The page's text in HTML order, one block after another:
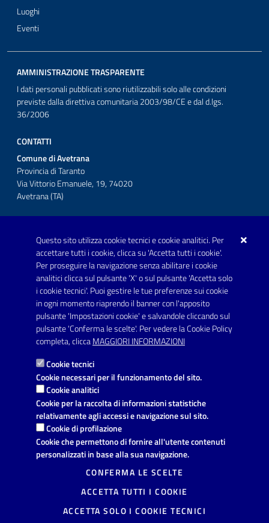
Questo sito utilizza cookie tecnici e cookie analitici. Per
accettare tutti i cookie, clicca su 'Accetta tutti i cookie'.
Per proseguire la navigazione senza abilitare i cookie
analitici clicca sul pulsante 'X' o sul pulsante 'Accetta solo
i cookie tecnici'. Puoi gestire le tue preferenze sui cookie
in ogni momento riaprendo il banner con l'apposito
pulsante 'Impostazioni cookie' e salvandole cliccando sul
pulsante 'Conferma le scelte'. Per vedere la Cookie Policy
completa, cliccaMAGGIORI INFORMAZIONI
Cookie tecnici
Cookie necessari per il funzionamento del sito.
Cookie analitici
Cookie per la raccolta di informazioni statistiche
relativamente agli accessi e navigazione sul sito.
Cookie di profilazione
Cookie che permettono di fornire all'utente contenuti
personalizzati in base alla sua navigazione.
CONFERMA LE SCELTE
ACCETTA TUTTI I COOKIE
ACCETTA SOLO I COOKIE TECNICI
Luoghi
Eventi
AMMINISTRAZIONE TRASPARENTE
I dati personali pubblicati sono riutilizzabili solo alle condizioni
previste dalla direttiva comunitaria 2003/98/CE e dal d.lgs.
36/2006
CONTATTI
Comune di Avetrana
Provincia di Taranto
Via Vittorio Emanuele, 19, 74020
Avetrana (TA)
Telefono: 0999707766
Fax: 0999704336
Posta Elettronica Certificata:
prot.comune.avetrana@pec.rupar.puglia.it
Link utili
Informativa privacy
Dichiarazione di accessibilità
Note legali
Leggi le FAQ
Richiesta di assistenza
Segnalazione disservizio
Prenotazione appuntamento
Mappa del sito